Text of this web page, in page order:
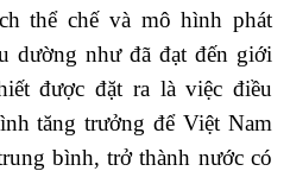
thể chế và mô hình phát
dường như đã đạt đến giới
được đặt ra là việc điều
tăng trưởng để Việt Nam
bình, trở thành nước có